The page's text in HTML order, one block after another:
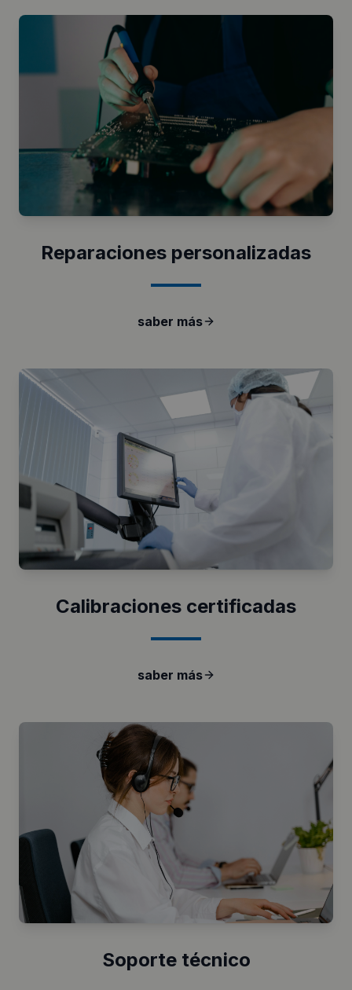
Reparaciones personalizadas
saber más
Calibraciones certificadas
saber más
Soporte técnico